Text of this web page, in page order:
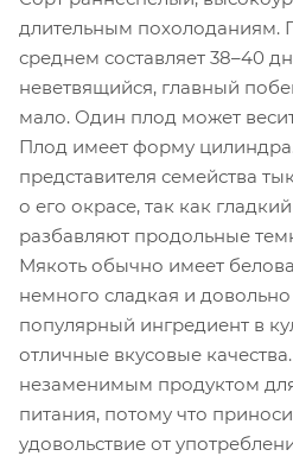
длительным похолоданиям.
среднем составляет 38–40
неветвящийся, главный
мало. Один плод может
Плод имеет форму
представителя семейства
о его окрасе, так как
разбавляют продольные
Мякоть обычно имеет
немного сладкая и
популярный ингредиент в
отличные вкусовые
незаменимым продуктом
питания, потому что
удовольствие от